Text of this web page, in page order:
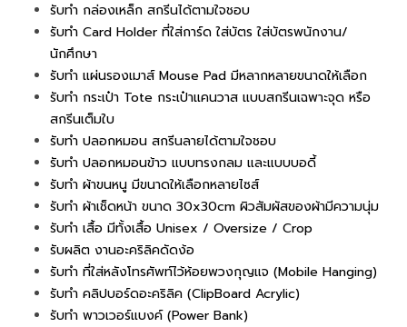
รับทำ กล่องเหล็ก สกรีนได้ตามใจชอบ
รับทำ Card Holder ที่ใส่การ์ด ใส่บัตร ใส่บัตรพนักงาน/
นักศึกษา
รับทำ แผ่นรองเมาส์ Mouse Pad มีหลากหลายขนาดให้เลือก
รับทำ กระเป๋า Tote กระเป๋าแคนวาส แบบสกรีนเฉพาะจุด หรือ
สกรีนเต็มใบ
รับทำ ปลอกหมอน สกรีนลายได้ตามใจชอบ
รับทำ ปลอกหมอนข้าว แบบทรงกลม และแบบบอดี้
รับทำ ผ้าขนหนู มีขนาดให้เลือกหลายไซส์
รับทำ ผ้าเช็ดหน้า ขนาด 30x30cm ผิวสัมผัสของผ้ามีความนุ่ม
รับทำ เสื้อ มีทั้งเสื้อ Unisex / Oversize / Crop
รับผลิต งานอะคริลิคดัดง้อ
รับทำ ที่ใส่หลังโทรศัพท์ไว้ห้อยพวงกุญแจ (Mobile Hanging)
รับทำ คลิปบอร์ดอะคริลิค (ClipBoard Acrylic)
รับทำ พาวเวอร์แบงค์ (Power Bank)